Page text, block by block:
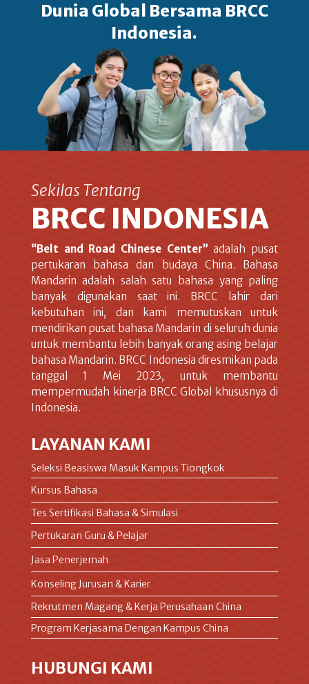
Dunia Global Bersama BRCC
Indonesia.
Sekilas Tentang
BRCC INDONESIA
“Belt and Road Chinese Center” adalah pusat
pertukaran bahasa dan budaya China. Bahasa
Mandarin adalah salah satu bahasa yang paling
banyak digunakan saat ini. BRCC lahir dari
kebutuhan ini, dan kami memutuskan untuk
mendirikan pusat bahasa Mandarin di seluruh dunia
untuk membantu lebih banyak orang asing belajar
bahasa Mandarin. BRCC Indonesia diresmikan pada
tanggal 1 Mei 2023, untuk membantu
mempermudah kinerja BRCC Global khususnya di
Indonesia.
LAYANAN KAMI
Seleksi Beasiswa Masuk Kampus Tiongkok
Kursus Bahasa
Tes Sertifikasi Bahasa & Simulasi
Pertukaran Guru & Pelajar
Jasa Penerjemah
Konseling Jurusan & Karier
Rekrutmen Magang & Kerja Perusahaan China
Program Kerjasama Dengan Kampus China
HUBUNGI KAMI